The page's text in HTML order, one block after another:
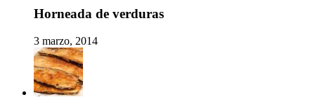
Horneada de verduras
3 marzo, 2014